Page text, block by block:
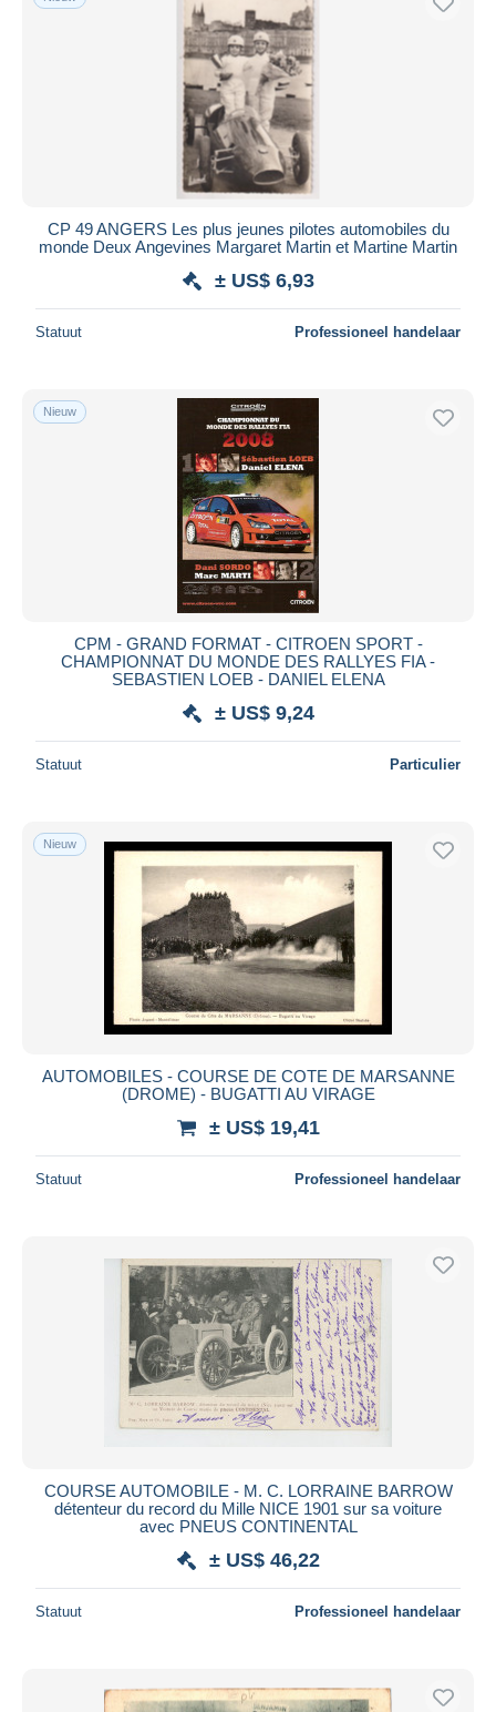
CP 49 ANGERS Les plus jeunes pilotes automobiles du
monde Deux Angevines Margaret Martin et Martine Martin
± US$ 6,93
Statuut Professioneel handelaar
Nieuw
CPM - GRAND FORMAT - CITROEN SPORT -
CHAMPIONNAT DU MONDE DES RALLYES FIA -
SEBASTIEN LOEB - DANIEL ELENA
± US$ 9,24
Statuut Particulier
Nieuw
AUTOMOBILES - COURSE DE COTE DE MARSANNE
(DROME) - BUGATTI AU VIRAGE
± US$ 19,41
Statuut Professioneel handelaar
COURSE AUTOMOBILE - M. C. LORRAINE BARROW
détenteur du record du Mille NICE 1901 sur sa voiture
avec PNEUS CONTINENTAL
± US$ 46,22
Statuut Professioneel handelaar